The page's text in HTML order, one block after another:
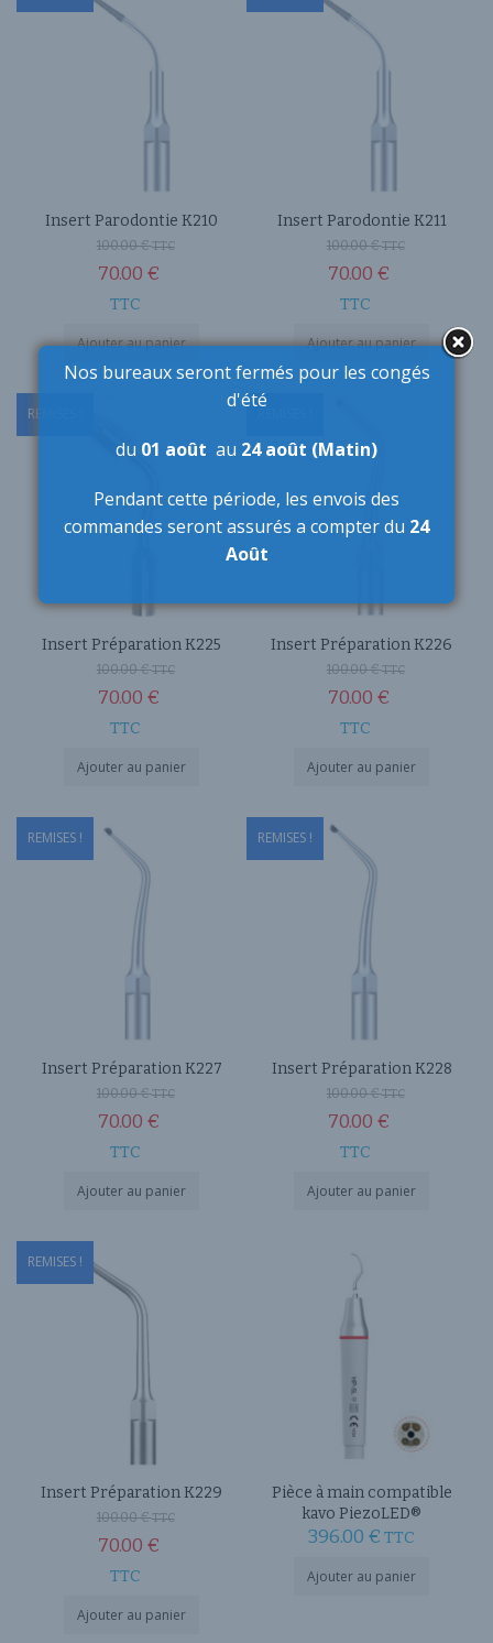
Insert Parodontie K210
100.00€TTC
70.00 €
TTC
Ajouter au panier
Insert Parodontie K211
100.00€TTC
70.00 €
TTC
Ajouter au panier
REMISES !
Insert Préparation K225
100.00€TTC
70.00 €
TTC
Ajouter au panier
Insert Préparation K226
100.00€TTC
70.00 €
TTC
Ajouter au panier
REMISES !
Insert Préparation K227
100.00€TTC
70.00 €
TTC
Ajouter au panier
REMISES !
Insert Préparation K228
100.00€TTC
70.00 €
TTC
Ajouter au panier
REMISES !
Insert Préparation K229
100.00€TTC
70.00 €
TTC
Ajouter au panier
Pièce à main compatible
kavo PiezoLED®
396.00 € TTC
Ajouter au panier
Nos bureaux seront fermés pour les congés
d'été
du 01 août au 24 août (Matin)
Pendant cette période, les envois des
commandes seront assurés a compter du 24
Août